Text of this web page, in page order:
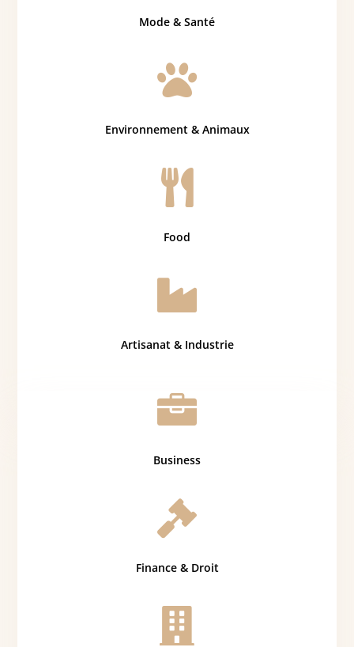
Mode & Santé

Environnement & Animaux

Food

Artisanat & Industrie

Business

Finance & Droit
